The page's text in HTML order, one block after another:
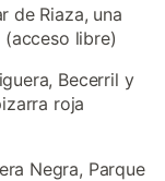
de Riaza, una
(acceso libre)
Becerril y
roja
Negra, Parque